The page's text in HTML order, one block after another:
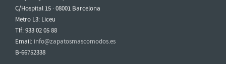
C/Hospital 15 · 08001 Barcelona
Metro L3: Liceu
Tlf: 933 02 05 88
Email: info@zapatosmascomodos.es
B-66752338